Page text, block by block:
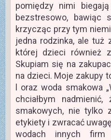
pomiędzy nimi
bezstresowo,
krzycząc przy tym
jedna rodzinka, ale tuż
której dzieci również
Skupiam się na
na dzieci. Moje zakupy
l oraz woda smakowa
chciałbym
smakowych, nie tylko
etykiety i zwracać
wodach innych